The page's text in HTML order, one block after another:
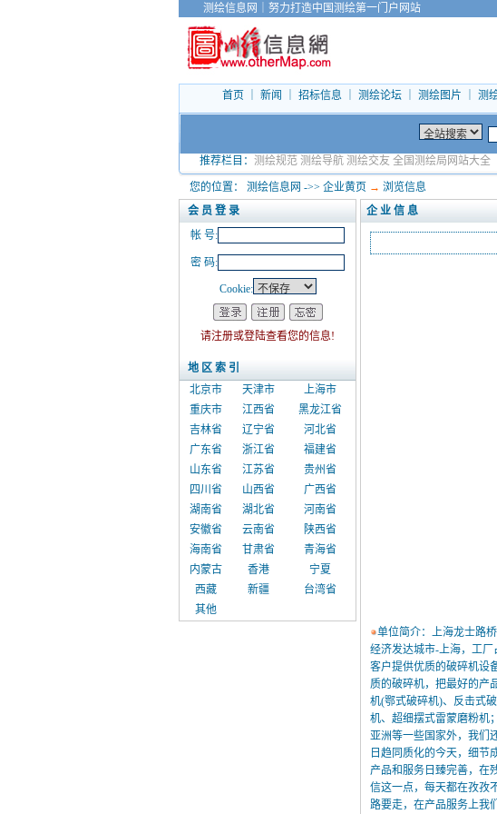
测绘信息网 努力打造中国测绘第一门户网站
首页 新闻 招标信息｜ 测绘论坛｜ 测绘图片 测
推荐栏目： 测绘规范 测绘导航 测绘交友 全国测绘局网站大全
您的位置： 测绘信息网 ->> 企业黄页 → 浏览信息
会 员 登 录
帐 号:
密 码:
Cookie:
请注册或登陆查看您的信息!
地 区 索 引
北京市
天津市
上海市
重庆市
江西省
黑龙江省
吉林省
辽宁省
河北省
广东省
浙江省
福建省
山东省
江苏省
贵州省
四川省
山西省
广西省
湖南省
湖北省
河南省
安徽省
云南省
陕西省
海南省
甘肃省
青海省
内蒙古
香港
宁夏
西藏
新疆
台湾省
其他
企 业 信 息
单位简介：上海龙士路
经济发达城市-上海，工
客户提供优质的破碎机设
质的破碎机，把最好的产
机(鄂式破碎机)、反击式
机、超细摆式雷蒙磨粉机
亚洲等一些国家外，我们
日趋同质化的今天，细节
产品和服务日臻完善，在
信这一点，每天都在孜孜
路要走，在产品服务上我